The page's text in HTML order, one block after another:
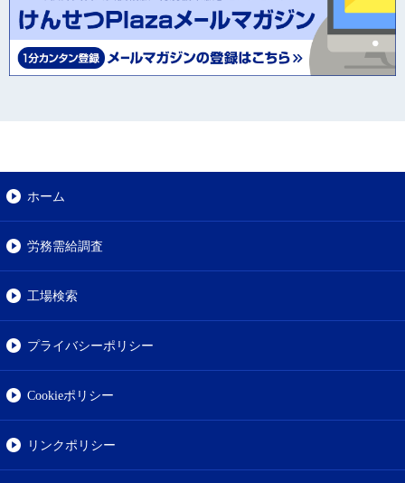
ホーム
労務需給調査
工場検索
プライバシーポリシー
Cookieポリシー
リンクポリシー